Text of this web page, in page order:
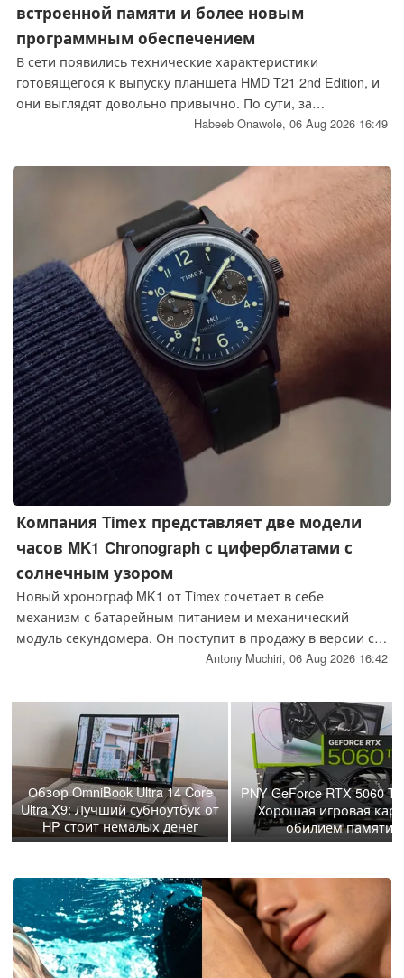
встроенной памяти и более новым
программным обеспечением
В сети появились технические характеристики
готовящегося к выпуску планшета HMD T21 2nd Edition, и
они выглядят довольно привычно. По сути, за
исключением версии Android, а также объёма
отличается от предыдущей модели.
Habeeb Onawole, 06 Aug 2026 16:49
Компания Timex представляет две модели
часов MK1 Chronograph с циферблатами с
солнечным узором
Новый хронограф MK1 от Timex сочетает в себе
механизм с батарейным питанием и механический
модуль секундомера. Он поступит в продажу в версии с
зелёным циферблатом по цене 239 долларов и в версии
выполнены в стальных корпусах диаметром 40 мм.
Antony Muchiri, 06 Aug 2026 16:42
Обзор OmniBook Ultra 14 Core
Ultra X9: Лучший субноутбук от
HP стоит немалых денег
PNY GeForce RTX 5060
Хорошая игровая
обилием памяти